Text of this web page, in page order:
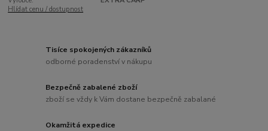
Hlídat cenu / dostupnost
Tisíce spokojených zákazníků
odborné poradenství v nákupu
Bezpečně zabalené zboží
zboží se vždy k Vám dostane bezpečně zabalané
Okamžitá expedice